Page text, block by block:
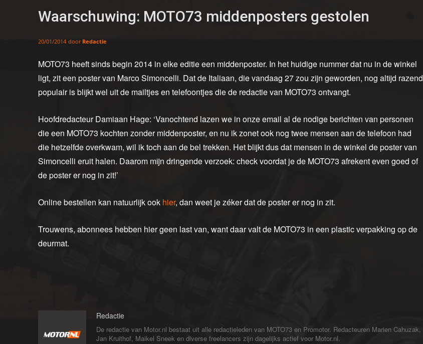
Waarschuwing: MOTO73 middenposters gestolen
20/01/2014 door Redactie
MOTO73 heeft sinds begin 2014 in elke editie een middenposter. In het huidige nummer dat nu in de winkel
ligt, zit een poster van Marco Simoncelli. Dat de Italiaan, die vandaag 27 zou zijn geworden, nog altijd razend
populair is blijkt wel uit de mailtjes en telefoontjes die de redactie van MOTO73 ontvangt.
Hoofdredacteur Damiaan Hage: ‘Vanochtend lazen we in onze email al de nodige berichten van personen
die een MOTO73 kochten zonder middenposter, en nu ik zonet ook nog twee mensen aan de telefoon had
die hetzelfde overkwam, wil ik toch aan de bel trekken. Het blijkt dus dat mensen in de winkel de poster van
Simoncelli eruit halen. Daarom mijn dringende verzoek: check voordat je de MOTO73 afrekent even goed of
de poster er nog in zit!’
Online bestellen kan natuurlijk ook hier, dan weet je zéker dat de poster er nog in zit.
Trouwens, abonnees hebben hier geen last van, want daar valt de MOTO73 in een plastic verpakking op de
deurmat.
Redactie
De redactie van Motor.nl bestaat uit alle redactieleden van MOTO73 en Promotor. Redacteuren Marien Cahuzak,
Jan Kruithof, Maikel Sneek en diverse freelancers zijn dagelijks actief voor Motor.nl.